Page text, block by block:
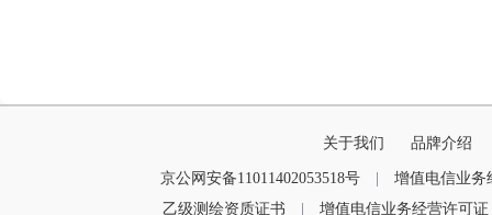
关于我们 品牌介绍
京公网安备11011402053518号
增值电信业务
乙级测绘资质证书
增值电信业务经营许可证